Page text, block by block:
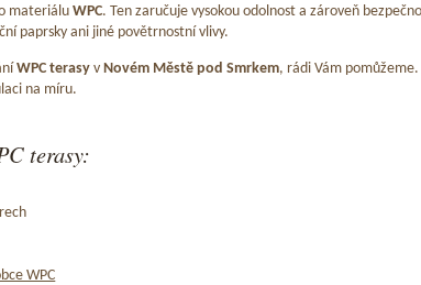
materiálu WPC. Ten zaručuje vysokou odolnost a zároveň
paprsky ani jiné povětrnostní vlivy.
WPC terasy v Novém Městě pod Smrkem, rádi Vám
na míru.
terasy:
WPC